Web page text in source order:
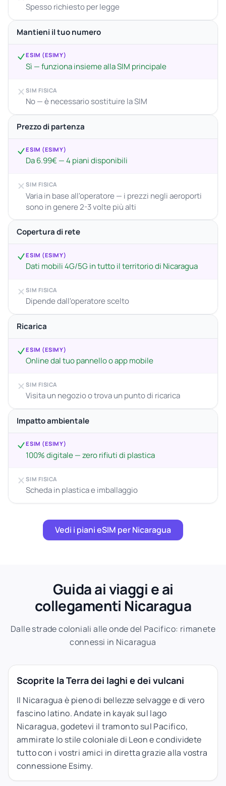
Spesso richiesto per legge
Mantieni il tuo numero
ESIM (ESIMY)
Sì — funziona insieme alla SIM principale
SIM FISICA
No — è necessario sostituire la SIM
Prezzo di partenza
ESIM (ESIMY)
Da 6.99€ — 4 piani disponibili
SIM FISICA
Varia in base all'operatore — i prezzi negli aeroporti
sono in genere 2-3 volte più alti
Copertura di rete
ESIM (ESIMY)
Dati mobili 4G/5G in tutto il territorio di Nicaragua
SIM FISICA
Dipende dall'operatore scelto
Ricarica
ESIM (ESIMY)
Online dal tuo pannello o app mobile
SIM FISICA
Visita un negozio o trova un punto di ricarica
Impatto ambientale
ESIM (ESIMY)
100% digitale — zero rifiuti di plastica
SIM FISICA
Scheda in plastica e imballaggio
Vedi i piani eSIM per Nicaragua
Guida ai viaggi e ai
collegamenti Nicaragua
Dalle strade coloniali alle onde del Pacifico: rimanete
connessi in Nicaragua
Scoprite la Terra dei laghi e dei vulcani
Il Nicaragua è pieno di bellezze selvagge e di vero
fascino latino. Andate in kayak sul lago
Nicaragua, godetevi il tramonto sul Pacifico,
ammirate lo stile coloniale di Leon e condividete
tutto con i vostri amici in diretta grazie alla vostra
connessione Esimy.